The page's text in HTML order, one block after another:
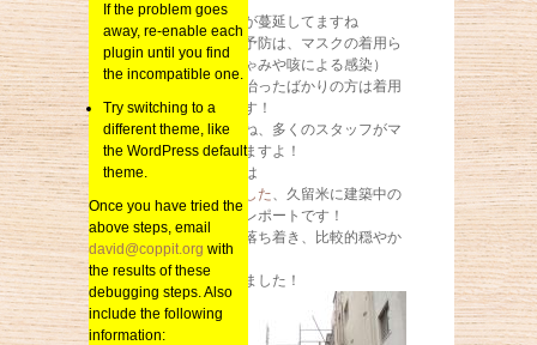
インフルエンザが蔓延してますね
とにかく最大の予防は、マスクの着用ら
しいので（くしゃみや咳による感染）
気になる方や、治ったばかりの方は着用
をおすすめします！
弊社も予防を兼ね、多くのスタッフがマ
スクを着用してますよ！
今回のレポートは
前回ご紹介しました、久留米に建築中の
Ｕ様邸の上棟式レポートです！
一時期の寒さも落ち着き、比較的穏やか
な気温の中
上棟式が行われました！
If the problem goes
away, re-enable each
plugin until you find
the incompatible one.
Try switching to a
different theme, like
the WordPress default
theme.
Once you have tried the
above steps, email
david@coppit.org with
the results of these
debugging steps. Also
include the following
information: